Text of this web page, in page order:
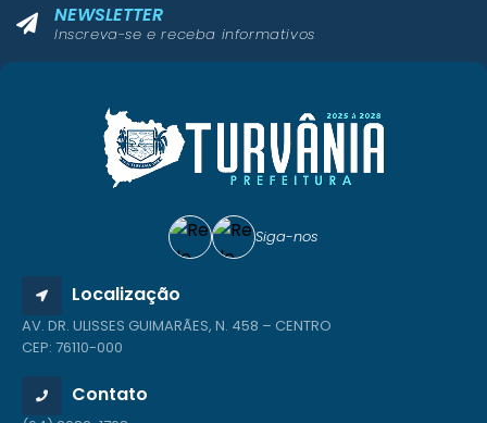
Siga-nos
Localização
AV. DR. ULISSES GUIMARÃES, N. 458 – CENTRO
CEP: 76110-000
Contato
NEWSLETTER
Inscreva-se e receba informativos